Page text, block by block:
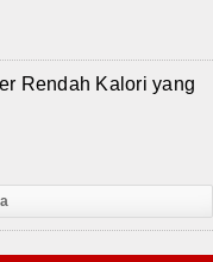
Rendah Kalori yang